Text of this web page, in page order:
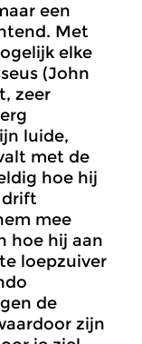
een
Met
elke
(John
zeer
luide,
met de
hoe hij
drift
mee
hoe hij aan
loepzuiver
de
zijn